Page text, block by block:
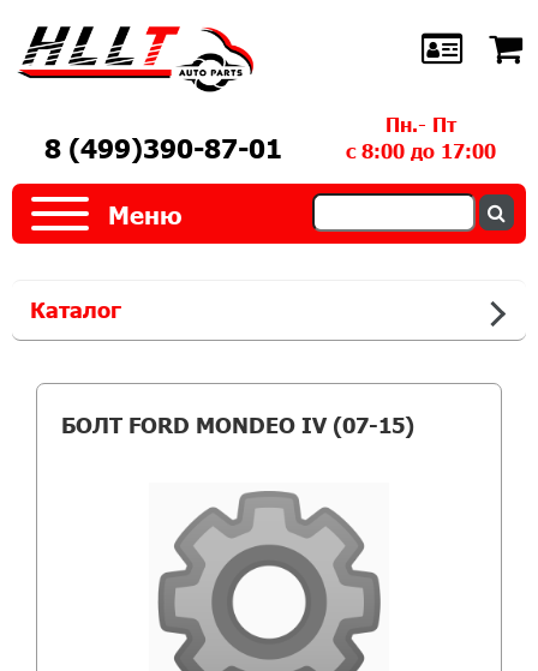
8 (499)390-87-01
Пн.- Пт
с 8:00 до 17:00
Меню
Каталог
БОЛТ FORD MONDEO IV (07-15)